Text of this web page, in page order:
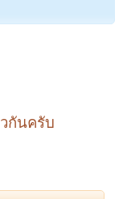
กันครับ